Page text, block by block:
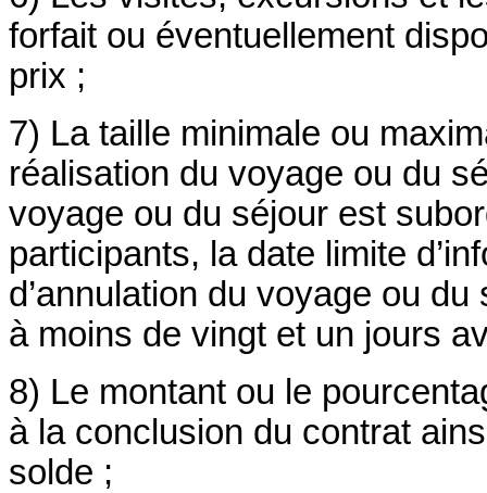
forfait ou éventuellement
prix ;
7) La taille minimale ou
réalisation du voyage ou du
voyage ou du séjour est
participants, la date limite
d’annulation du voyage ou
à moins de vingt et un jours
8) Le montant ou le
à la conclusion du contrat
solde ;